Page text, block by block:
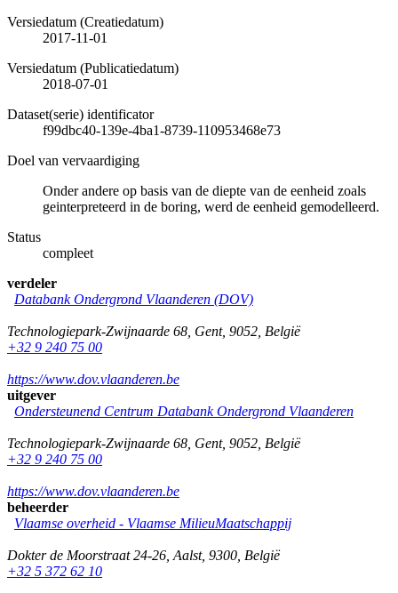
Versiedatum (Creatiedatum)
2017-11-01
Versiedatum (Publicatiedatum)
2018-07-01
Dataset(serie) identificator
f99dbc40-139e-4ba1-8739-110953468e73
Doel van vervaardiging
Onder andere op basis van de diepte van de eenheid zoals
geinterpreteerd in de boring, werd de eenheid gemodelleerd.
Status
compleet
verdeler
Databank Ondergrond Vlaanderen (DOV)
Technologiepark-Zwijnaarde 68 Gent, 9052 België
+32 9 240 75 00
https://www.dov.vlaanderen.be
uitgever
Ondersteunend Centrum Databank Ondergrond Vlaanderen
Technologiepark-Zwijnaarde 68 Gent, 9052 België
+32 9 240 75 00
https://www.dov.vlaanderen.be
beheerder
Vlaamse overheid - Vlaamse MilieuMaatschappij
Dokter de Moorstraat 24-26 Aalst, 9300 België
+32 5 372 62 10